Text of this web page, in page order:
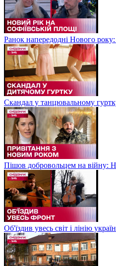
Ранок напередодні Нового
Скандал у танцювальному
Пішов добровольцем на війну:
Об'їздив увесь світ і лінію